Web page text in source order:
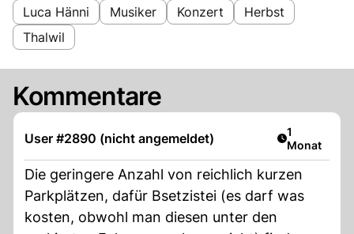
Luca Hänni Musiker Konzert
Herbst
Thalwil
Kommentare
User #2890 (nicht angemeldet) Artikel
1
Monat
Die geringere Anzahl von reichlich kurzen
Parkplätzen, dafür Bsetzistei (es darf was
kosten, obwohl man diesen unter den